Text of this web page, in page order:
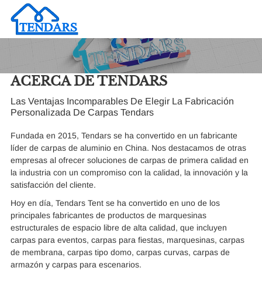
ACERCA DE TENDARS
Las Ventajas Incomparables De Elegir La Fabricación
Personalizada De Carpas Tendars
Fundada en 2015, Tendars se ha convertido en un fabricante
líder de carpas de aluminio en China. Nos destacamos de otras
empresas al ofrecer soluciones de carpas de primera calidad en
la industria con un compromiso con la calidad, la innovación y la
satisfacción del cliente.
Hoy en día, Tendars Tent se ha convertido en uno de los
principales fabricantes de productos de marquesinas
estructurales de espacio libre de alta calidad, que incluyen
carpas para eventos, carpas para fiestas, marquesinas, carpas
de membrana, carpas tipo domo, carpas curvas, carpas de
armazón y carpas para escenarios.